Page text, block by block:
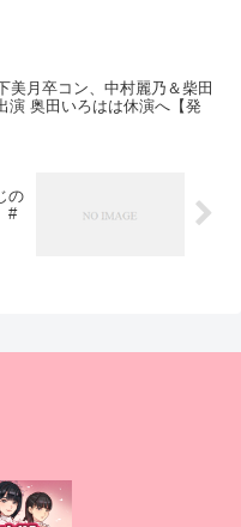
美月卒コン、中村麗乃＆柴田
演 奥田いろはは休演へ【発
の
#